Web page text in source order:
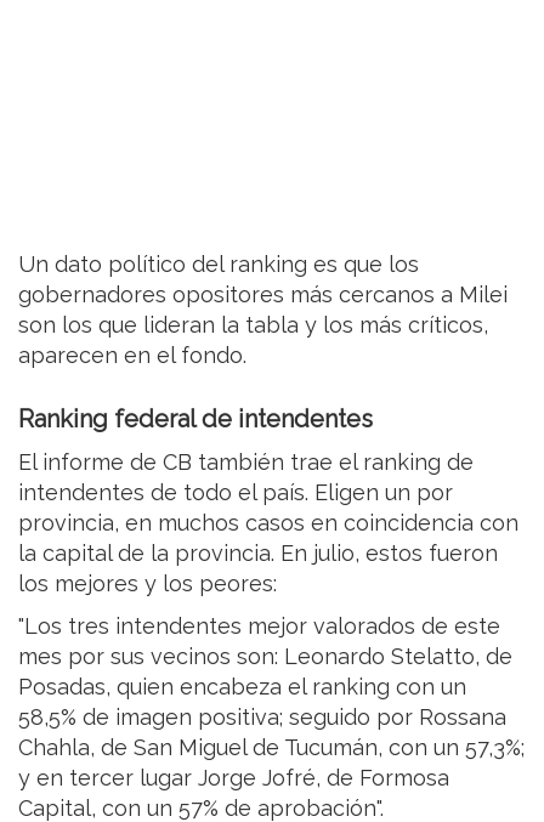
Un dato político del ranking es que los
gobernadores opositores más cercanos a Milei
son los que lideran la tabla y los más críticos,
aparecen en el fondo.
Ranking federal de intendentes
El informe de CB también trae el ranking de
intendentes de todo el país. Eligen un por
provincia, en muchos casos en coincidencia con
la capital de la provincia. En julio, estos fueron
los mejores y los peores:
"Los tres intendentes mejor valorados de este
mes por sus vecinos son: Leonardo Stelatto, de
Posadas, quien encabeza el ranking con un
58,5% de imagen positiva; seguido por Rossana
Chahla, de San Miguel de Tucumán, con un 57,3%;
y en tercer lugar Jorge Jofré, de Formosa
Capital, con un 57% de aprobación".